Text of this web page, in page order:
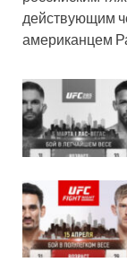
действующим
американцем